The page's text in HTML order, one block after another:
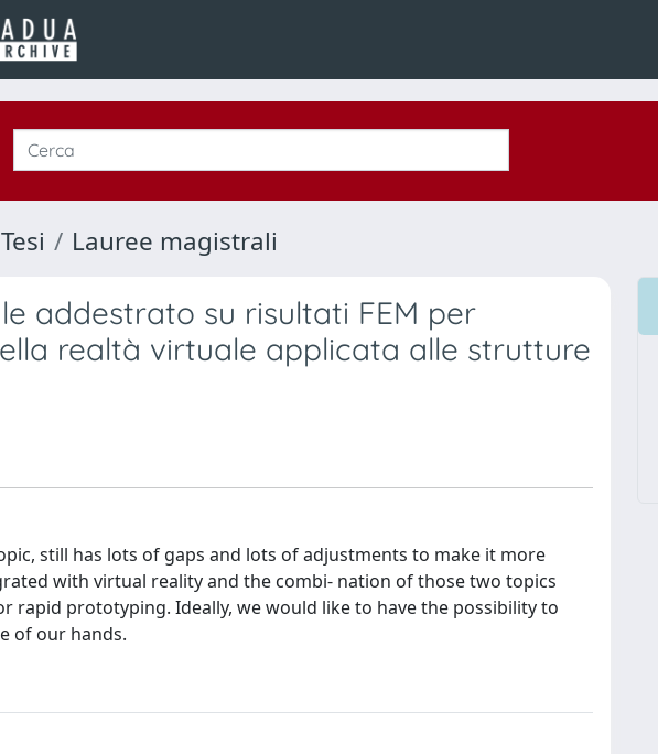
Tesi Lauree magistrali
addestrato su risultati FEM per
realtà virtuale applicata alle strutture
still has lots of gaps and lots of adjustments to make it more
with virtual reality and the combi- nation of those two topics
rapid prototyping. Ideally, we would like to have the possibility to
of our hands.